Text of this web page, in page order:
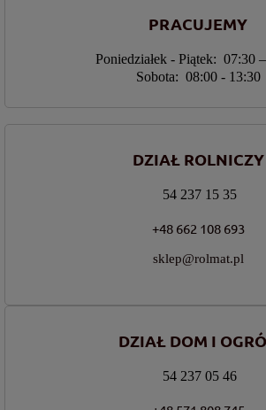
PRACUJEMY
Poniedziałek - Piątek: 07:30
Sobota: 08:00 - 13:30
DZIAŁ ROLNICZY
54 237 15 35
+48 662 108 693
sklep@rolmat.pl
DZIAŁ DOM I
54 237 05 46